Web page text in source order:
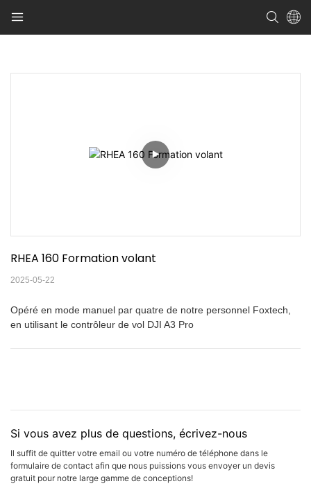
RHEA 160 Formation volant
2025-05-22
Opéré en mode manuel par quatre de notre personnel Foxtech,
en utilisant le contrôleur de vol DJI A3 Pro
Si vous avez plus de questions, écrivez-nous
Il suffit de quitter votre email ou votre numéro de téléphone dans le
formulaire de contact afin que nous puissions vous envoyer un devis
gratuit pour notre large gamme de conceptions!